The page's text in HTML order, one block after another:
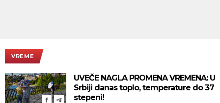
VREME
UVEČE NAGLA PROMENA VREMENA: U
Srbiji danas toplo, temperature do 37
stepeni!